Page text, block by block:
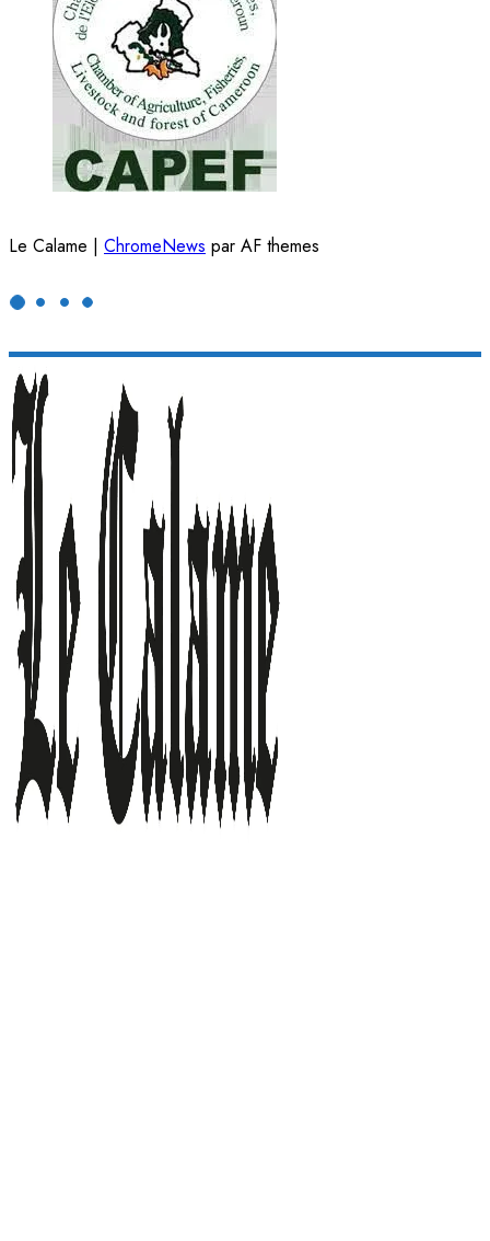
Le Calame | ChromeNews par AF themes